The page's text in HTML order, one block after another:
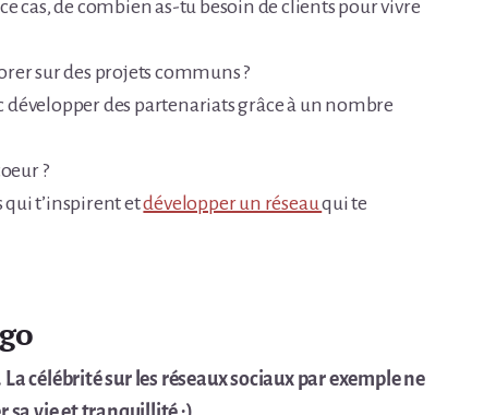
ce cas, de combien as-tu besoin de clients pour vivre
sur des projets communs ?
développer des partenariats grâce à un nombre
?
qui t’inspirent etdévelopper un réseauqui te
célébrité sur les réseaux sociaux par exemple ne